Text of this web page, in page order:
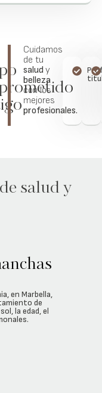
Cuidamos
de tu
salud y
belleza
con los
mejores
profesionales.
salud y
en Marbella,
de
la edad, el